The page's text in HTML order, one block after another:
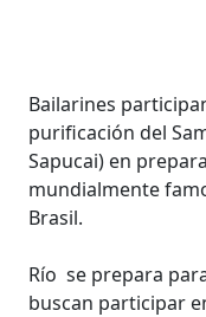
Bailarines
purificación del
Sapucai) en
mundialmente
Brasil.
Río se prepara
buscan participar